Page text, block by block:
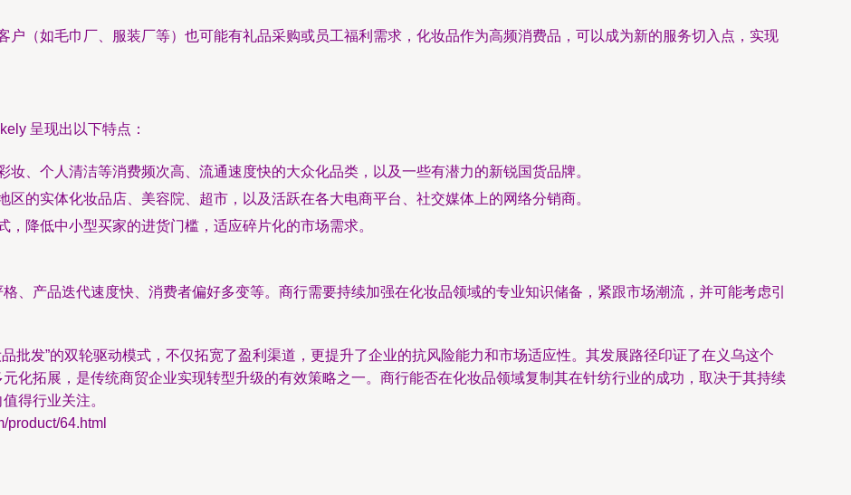
户（如毛巾厂、服装厂等）也可能有礼品采购或员工福利需求，化妆品作为高频消费品，可以成为新的服务切入点，实现
呈现出以下特点：
妆、个人清洁等消费频次高、流通速度快的大众化品类，以及一些有潜力的新锐国货品牌。
区的实体化妆品店、美容院、超市，以及活跃在各大电商平台、社交媒体上的网络分销商。
，降低中小型买家的进货门槛，适应碎片化的市场需求。
、产品迭代速度快、消费者偏好多变等。商行需要持续加强在化妆品领域的专业知识储备，紧跟市场潮流，并可能考虑引
批发”的双轮驱动模式，不仅拓宽了盈利渠道，更提升了企业的抗风险能力和市场适应性。其发展路径印证了在义乌这个
化拓展，是传统商贸企业实现转型升级的有效策略之一。商行能否在化妆品领域复制其在针纺行业的成功，取决于其持续
得行业关注。
product/64.html